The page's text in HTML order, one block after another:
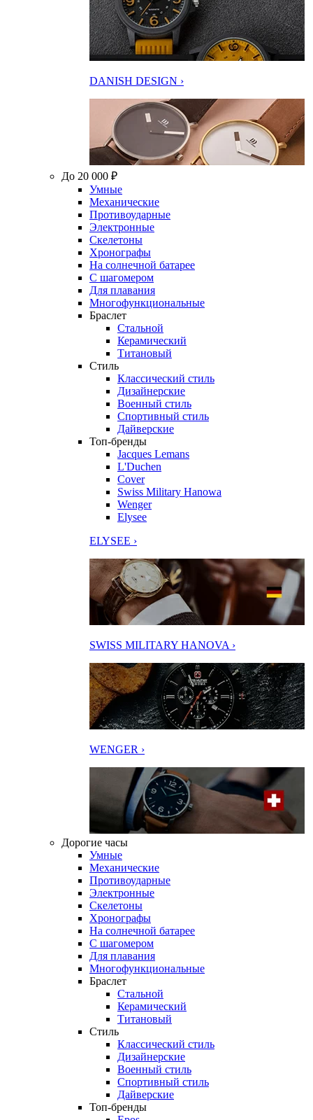
DANISH DESIGN ›
До 20 000 ₽
Умные
Механические
Противоударные
Электронные
Скелетоны
Хронографы
На солнечной батарее
С шагомером
Для плавания
Многофункциональные
Браслет
Стальной
Керамический
Титановый
Стиль
Классический стиль
Дизайнерские
Военный стиль
Спортивный стиль
Дайверские
Топ-бренды
Jacques Lemans
L'Duchen
Cover
Swiss Military Hanowa
Wenger
Elysee
ELYSEE ›
SWISS MILITARY HANOVA ›
WENGER ›
Дорогие часы
Умные
Механические
Противоударные
Электронные
Скелетоны
Хронографы
На солнечной батарее
С шагомером
Для плавания
Многофункциональные
Браслет
Стальной
Керамический
Титановый
Стиль
Классический стиль
Дизайнерские
Военный стиль
Спортивный стиль
Дайверские
Топ-бренды